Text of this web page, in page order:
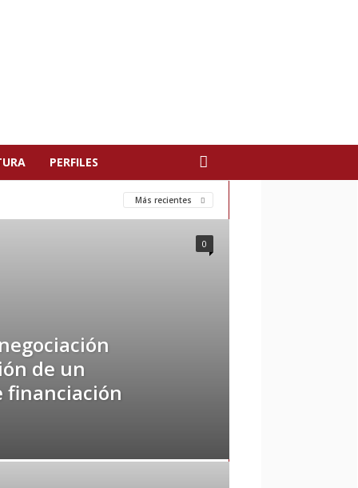
PERFILES
Más recientes
de un
financiación
0